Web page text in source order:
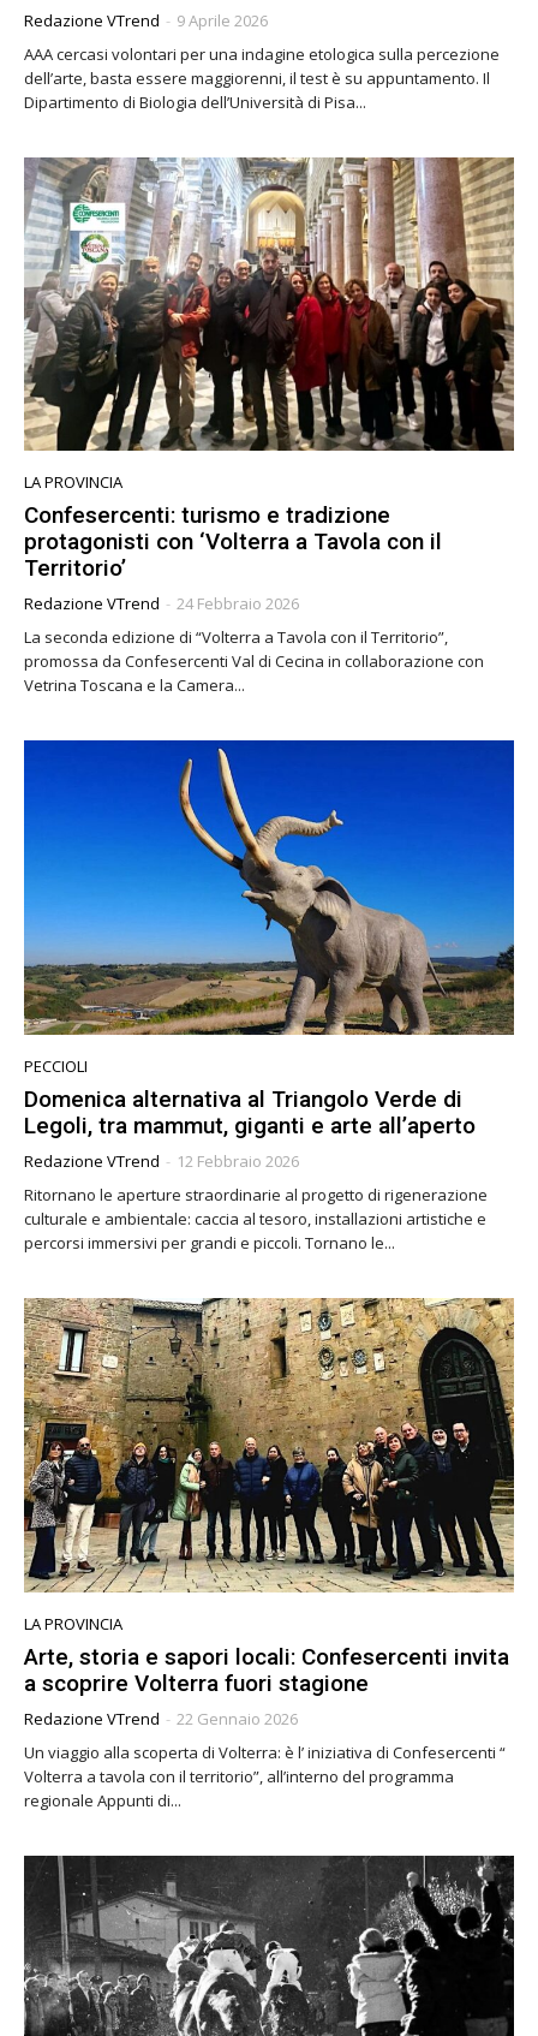
Redazione VTrend - 9 Aprile 2026
AAA cercasi volontari per una indagine etologica sulla percezione
dell’arte, basta essere maggiorenni, il test è su appuntamento. Il
Dipartimento di Biologia dell’Università di Pisa...
LA PROVINCIA
Confesercenti: turismo e tradizione
protagonisti con ‘Volterra a Tavola con il
Territorio’
Redazione VTrend - 24 Febbraio 2026
La seconda edizione di “Volterra a Tavola con il Territorio”,
promossa da Confesercenti Val di Cecina in collaborazione con
Vetrina Toscana e la Camera...
PECCIOLI
Domenica alternativa al Triangolo Verde di
Legoli, tra mammut, giganti e arte all’aperto
Redazione VTrend - 12 Febbraio 2026
Ritornano le aperture straordinarie al progetto di rigenerazione
culturale e ambientale: caccia al tesoro, installazioni artistiche e
percorsi immersivi per grandi e piccoli. Tornano le...
LA PROVINCIA
Arte, storia e sapori locali: Confesercenti invita
a scoprire Volterra fuori stagione
Redazione VTrend - 22 Gennaio 2026
Un viaggio alla scoperta di Volterra: è l’ iniziativa di Confesercenti “
Volterra a tavola con il territorio”, all’interno del programma
regionale Appunti di...